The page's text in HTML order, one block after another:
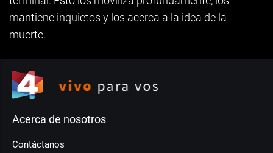
mantiene inquietos y los acerca a la idea de la
muerte.
Acerca de nosotros
Contáctanos